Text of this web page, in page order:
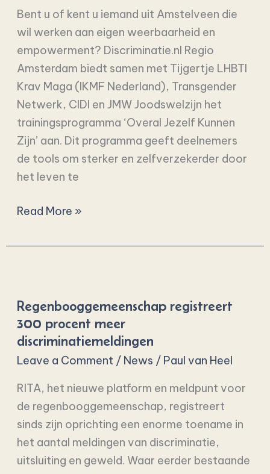
Bent u of kent u iemand uit Amstelveen die
wil werken aan eigen weerbaarheid en
empowerment? Discriminatie.nl Regio
Amsterdam biedt samen met Tijgertje LHBTI
Krav Maga (IKMF Nederland), Transgender
Netwerk, CIDI en JMW Joodswelzijn het
trainingsprogramma ‘Overal Jezelf Kunnen
Zijn’ aan. Dit programma geeft deelnemers
de tools om sterker en zelfverzekerder door
het leven te
empowerment
Read More »
Regenbooggemeenschap registreert
300 procent meer
discriminatiemeldingen
Leave a Comment / News / Paul van Heel
RITA, het nieuwe platform en meldpunt voor
de regenbooggemeenschap, registreert
sinds zijn oprichting een enorme toename in
het aantal meldingen van discriminatie,
uitsluiting en geweld. Waar eerder bestaande
300
procent
meer
discriminatiemeldingen